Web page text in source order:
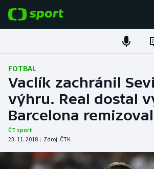
Fotbal
Hokej
Tenis
Atletika
Cyklistika
FOTBAL
Vaclík zachránil
výhru. Real dostal
Barcelona
ČT sport
23. 11. 2018 | Zdroj: ČTK